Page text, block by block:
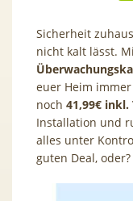
Sicherheit
nicht kalt lässt.
euer Heim
noch 41,99€ inkl.
Installation und
alles unter
guten Deal, oder?